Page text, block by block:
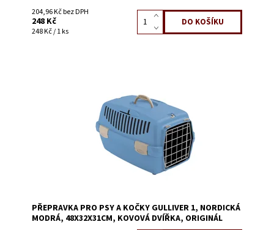
204,96 Kč bez DPH
248 Kč
248 Kč / 1 ks
PŘEPRAVKA PRO PSY A KOČKY GULLIVER 1, NORDICKÁ
MODRÁ, 48X32X31CM, KOVOVÁ DVÍŘKA, ORIGINÁL